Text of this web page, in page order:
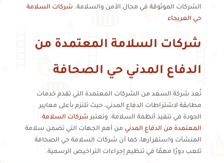
الشركات الموثوقة في مجال الأمن والسلامة. شركات السلامة
حي العريجاء
شركات السلامة المعتمدة من
الدفاع المدني حي الصحافة
تُعد شركة السعد من الشركات المعتمدة التي تقدم خدمات
مطابقة لاشتراطات الدفاع المدني، حيث تلتزم بأعلى معايير
الجودة في تنفيذ أنظمة السلامة. وتعتبرشركات السلامة
المعتمدة من الدفاع المدني من أهم الجهات التي تضمن سلامة
المنشآت واستقرارها، كما أن شركات السلامة حي الصحافة
تلعب دورًا مهمًا في تنظيم إجراءات التراخيص الرسمية.